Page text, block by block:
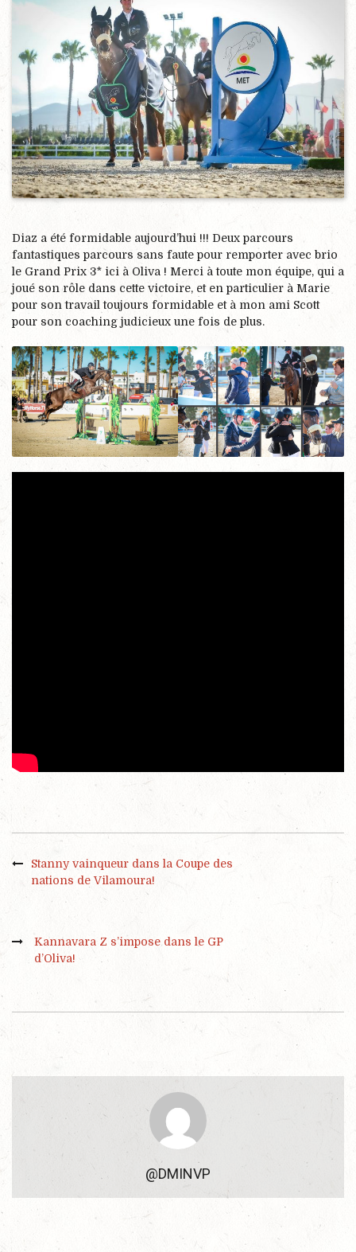
Diaz a été formidable aujourd’hui !!! Deux parcours
fantastiques parcours sans faute pour remporter avec brio
le Grand Prix 3* ici à Oliva ! Merci à toute mon équipe, qui a
joué son rôle dans cette victoire, et en particulier à Marie
pour son travail toujours formidable et à mon ami Scott
pour son coaching judicieux une fois de plus.
Stanny vainqueur dans la Coupe des
nations de Vilamoura!
Kannavara Z s’impose dans le GP
d’Oliva!
@DMINVP